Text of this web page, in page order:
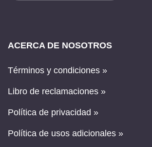
ACERCA DE NOSOTROS
Términos y condiciones »
Libro de reclamaciones »
Política de privacidad »
Política de usos adicionales »